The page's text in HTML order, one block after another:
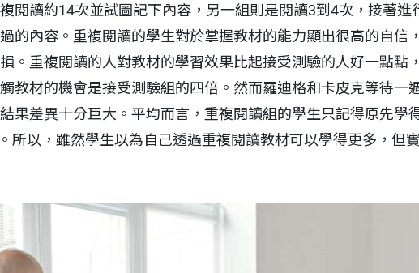
閱讀約14次並試圖記下內容，另一組則是閱讀3到4次，接著
的內容。重複閱讀的學生對於掌握教材的能力顯出很高的自信
。重複閱讀的人對教材的學習效果比起接受測驗的人好一點點
教材的機會是接受測驗組的四倍。然而羅迪格和卡皮克等待一
果差異十分巨大。平均而言，重複閱讀組的學生只記得原先學
所以，雖然學生以為自己透過重複閱讀教材可以學得更多，但